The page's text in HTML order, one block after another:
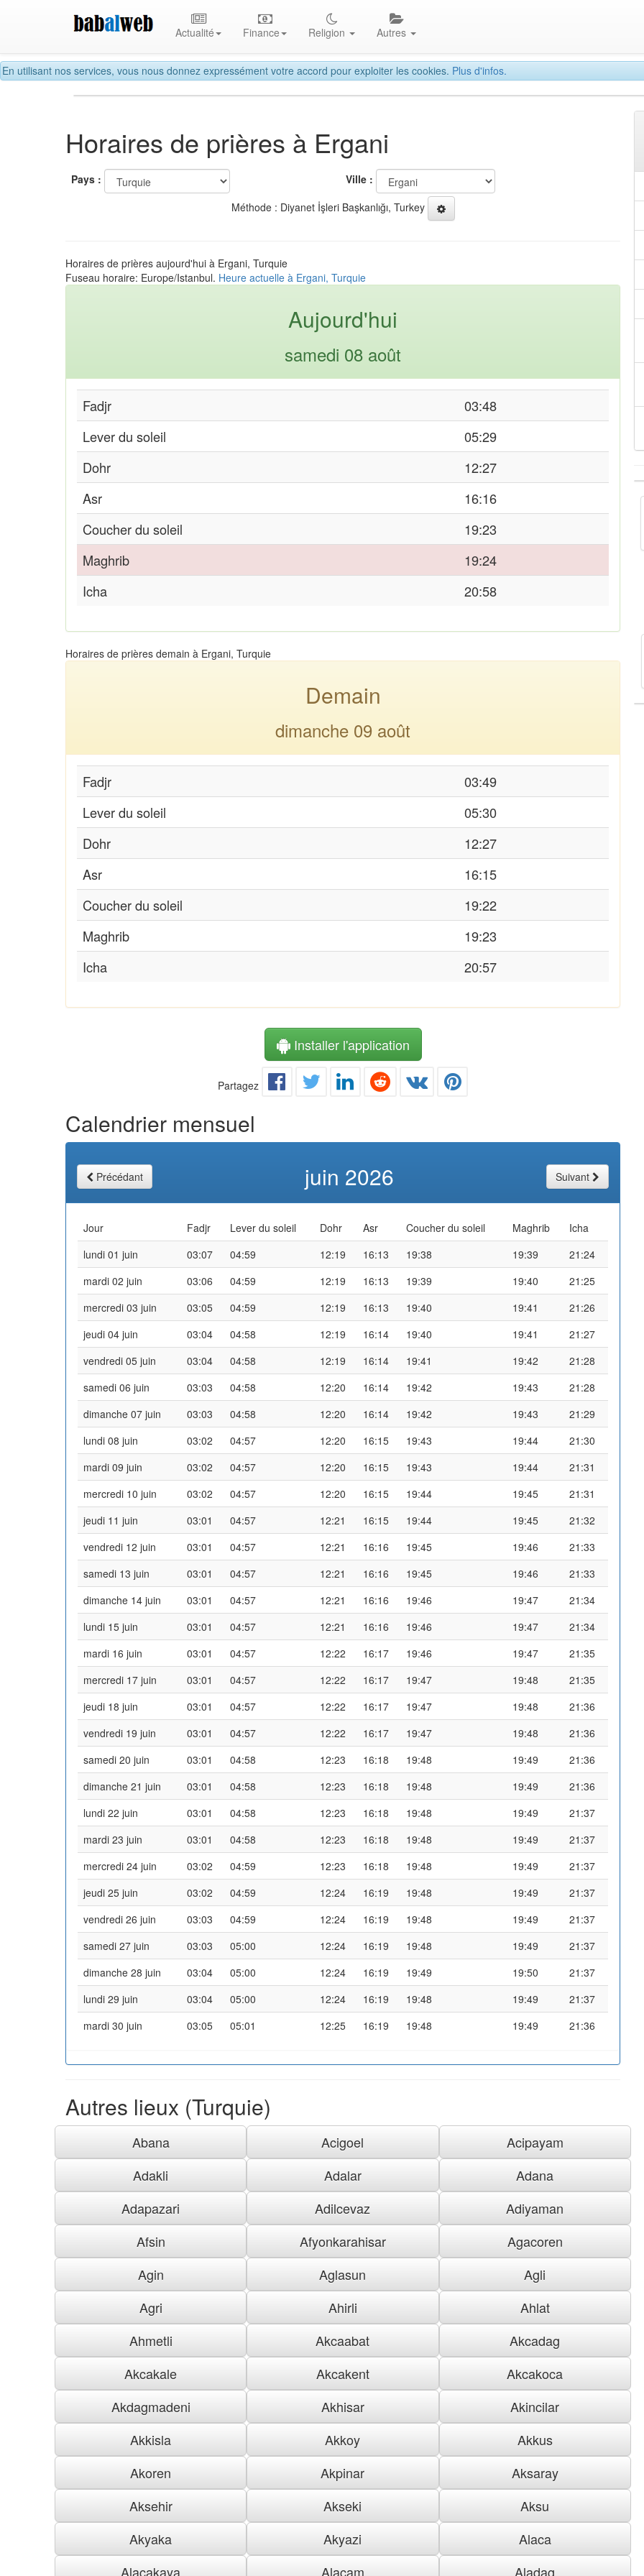
En utilisant nos services, vous nous donnez expressément votre accord pour exploiter les cookies. Plus d'infos.
Actualité Finance Religion Autres
Horaires de prières à Ergani
Pays :
Ville :
Méthode : Diyanet İşleri Başkanlığı, Turkey
Horaires de prières aujourd'hui à Ergani, Turquie
Fuseau horaire: Europe/Istanbul. Heure actuelle à Ergani, Turquie
Aujourd'hui
samedi 08 août
Fadjr
03:48
Lever du soleil
05:29
Dohr
12:27
Asr
16:16
Coucher du soleil
19:23
Maghrib
19:24
Icha
20:58
Horaires de prières demain à Ergani, Turquie
Demain
dimanche 09 août
Fadjr
03:49
Lever du soleil
05:30
Dohr
12:27
Asr
16:15
Coucher du soleil
19:22
Maghrib
19:23
Icha
20:57
Installer l'application
Partagez
Calendrier mensuel
Précédant juin 2026 Suivant
Jour Fadjr Lever du soleil Dohr Asr Coucher du soleil Maghrib
Icha
lundi 01 juin
03:07 04:59 12:19 16:13 19:38 19:39
21:24
mardi 02 juin
03:06 04:59 12:19 16:13 19:39 19:40
21:25
mercredi 03 juin
03:05 04:59 12:19 16:13 19:40 19:41
21:26
jeudi 04 juin
03:04 04:58 12:19 16:14 19:40 19:41
21:27
vendredi 05 juin
03:04 04:58 12:19 16:14 19:41 19:42
21:28
samedi 06 juin
03:03 04:58 12:20 16:14 19:42 19:43
21:28
dimanche 07 juin
03:03 04:58 12:20 16:14 19:42 19:43
21:29
lundi 08 juin
03:02 04:57 12:20 16:15 19:43 19:44
21:30
mardi 09 juin
03:02 04:57 12:20 16:15 19:43 19:44
21:31
mercredi 10 juin
03:02 04:57 12:20 16:15 19:44 19:45
21:31
jeudi 11 juin
03:01 04:57 12:21 16:15 19:44 19:45
21:32
vendredi 12 juin
03:01 04:57 12:21 16:16 19:45 19:46
21:33
samedi 13 juin
03:01 04:57 12:21 16:16 19:45 19:46
21:33
dimanche 14 juin
03:01 04:57 12:21 16:16 19:46 19:47
21:34
lundi 15 juin
03:01 04:57 12:21 16:16 19:46 19:47
21:34
mardi 16 juin
03:01 04:57 12:22 16:17 19:46 19:47
21:35
mercredi 17 juin
03:01 04:57 12:22 16:17 19:47 19:48
21:35
jeudi 18 juin
03:01 04:57 12:22 16:17 19:47 19:48
21:36
vendredi 19 juin
03:01 04:57 12:22 16:17 19:47 19:48
21:36
samedi 20 juin
03:01 04:58 12:23 16:18 19:48 19:49
21:36
dimanche 21 juin
03:01 04:58 12:23 16:18 19:48 19:49
21:36
lundi 22 juin
03:01 04:58 12:23 16:18 19:48 19:49
21:37
mardi 23 juin
03:01 04:58 12:23 16:18 19:48 19:49
21:37
mercredi 24 juin
03:02 04:59 12:23 16:18 19:48 19:49
21:37
jeudi 25 juin
03:02 04:59 12:24 16:19 19:48 19:49
21:37
vendredi 26 juin
03:03 04:59 12:24 16:19 19:48 19:49
21:37
samedi 27 juin
03:03 05:00 12:24 16:19 19:48 19:49
21:37
dimanche 28 juin
03:04 05:00 12:24 16:19 19:49 19:50
21:37
lundi 29 juin
03:04 05:00 12:24 16:19 19:48 19:49
21:37
mardi 30 juin
03:05 05:01 12:25 16:19 19:48 19:49 21:36
Autres lieux (Turquie)
Abana Acigoel
Acipayam
Adakli
Adalar
Adana
Adapazari
Adilcevaz
Adiyaman
Afsin
Afyonkarahisar
Agacoren
Agin
Aglasun
Agli
Agri
Ahirli
Ahlat
Ahmetli
Akcaabat
Akcadag
Akcakale
Akcakent
Akcakoca
Akdagmadeni
Akhisar
Akincilar
Akkisla
Akkoy
Akkus
Akoren
Akpinar
Aksaray
Aksehir
Akseki
Aksu
Akyaka
Akyazi
Alaca
Alacakaya
Alacam Aladag